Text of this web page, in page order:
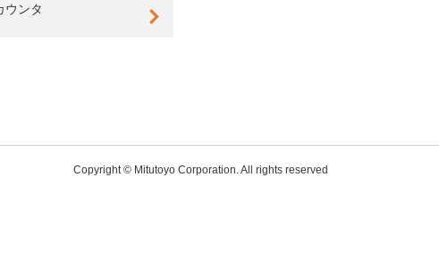
ウンタ
Copyright © Mitutoyo Corporation. All rights reserved